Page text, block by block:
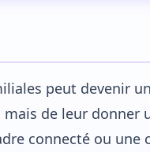
peut devenir
mais de leur donner
connecté ou une